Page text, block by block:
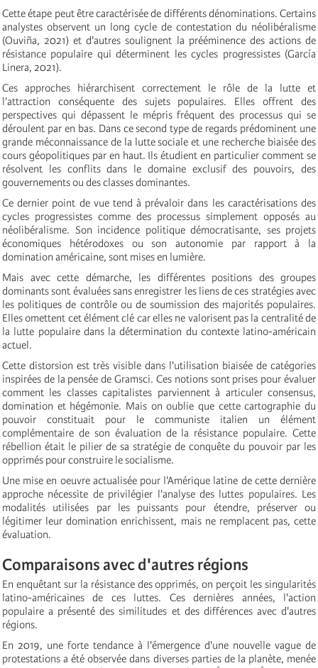
Cette étape peut être caractérisée de différents dénominations. Certains
analystes observent un long cycle de contestation du néolibéralisme
(Ouviña, 2021) et d'autres soulignent la prééminence des actions de
résistance populaire qui déterminent les cycles progressistes (García
Linera, 2021).
Ces approches hiérarchisent correctement le rôle de la lutte et
l'attraction conséquente des sujets populaires. Elles offrent des
perspectives qui dépassent le mépris fréquent des processus qui se
déroulent par en bas. Dans ce second type de regards prédominent une
grande méconnaissance de la lutte sociale et une recherche biaisée des
cours géopolitiques par en haut. Ils étudient en particulier comment se
résolvent les conflits dans le domaine exclusif des pouvoirs, des
gouvernements ou des classes dominantes.
Ce dernier point de vue tend à prévaloir dans les caractérisations des
cycles progressistes comme des processus simplement opposés au
néolibéralisme. Son incidence politique démocratisante, ses projets
économiques hétérodoxes ou son autonomie par rapport à la
domination américaine, sont mises en lumière.
Mais avec cette démarche, les différentes positions des groupes
dominants sont évaluées sans enregistrer les liens de ces stratégies avec
les politiques de contrôle ou de soumission des majorités populaires.
Elles omettent cet élément clé car elles ne valorisent pas la centralité de
la lutte populaire dans la détermination du contexte latino-américain
actuel.
Cette distorsion est très visible dans l'utilisation biaisée de catégories
inspirées de la pensée de Gramsci. Ces notions sont prises pour évaluer
comment les classes capitalistes parviennent à articuler consensus,
domination et hégémonie. Mais on oublie que cette cartographie du
pouvoir constituait pour le communiste italien un élément
complémentaire de son évaluation de la résistance populaire. Cette
rébellion était le pilier de sa stratégie de conquête du pouvoir par les
opprimés pour construire le socialisme.
Une mise en oeuvre actualisée pour l'Amérique latine de cette dernière
approche nécessite de privilégier l'analyse des luttes populaires. Les
modalités utilisées par les puissants pour étendre, préserver ou
légitimer leur domination enrichissent, mais ne remplacent pas, cette
évaluation.
Comparaisons avec d'autres régions
En enquêtant sur la résistance des opprimés, on perçoit les singularités
latino-américaines de ces luttes. Ces dernières années, l'action
populaire a présenté des similitudes et des différences avec d'autres
régions.
En 2019, une forte tendance à l'émergence d'une nouvelle vague de
protestations a été observée dans diverses parties de la planète, menée